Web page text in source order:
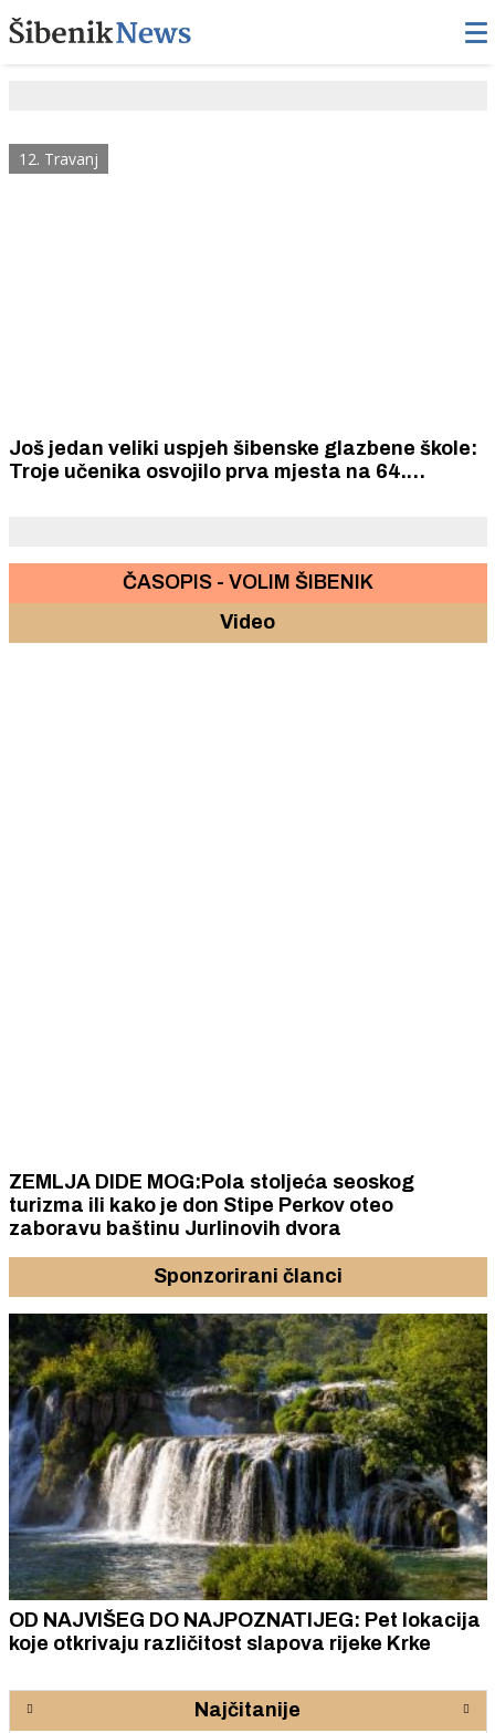
12. Travanj
Još jedan veliki uspjeh šibenske glazbene škole:
Troje učenika osvojilo prva mjesta na 64.
ČASOPIS - VOLIM ŠIBENIK
Video
ZEMLJA DIDE MOG:Pola stoljeća seoskog
turizma ili kako je don Stipe Perkov oteo
zaboravu baštinu Jurlinovih dvora
Sponzorirani članci
OD NAJVIŠEG DO NAJPOZNATIJEG: Pet lokacija
koje otkrivaju različitost slapova rijeke Krke
Najčitanije